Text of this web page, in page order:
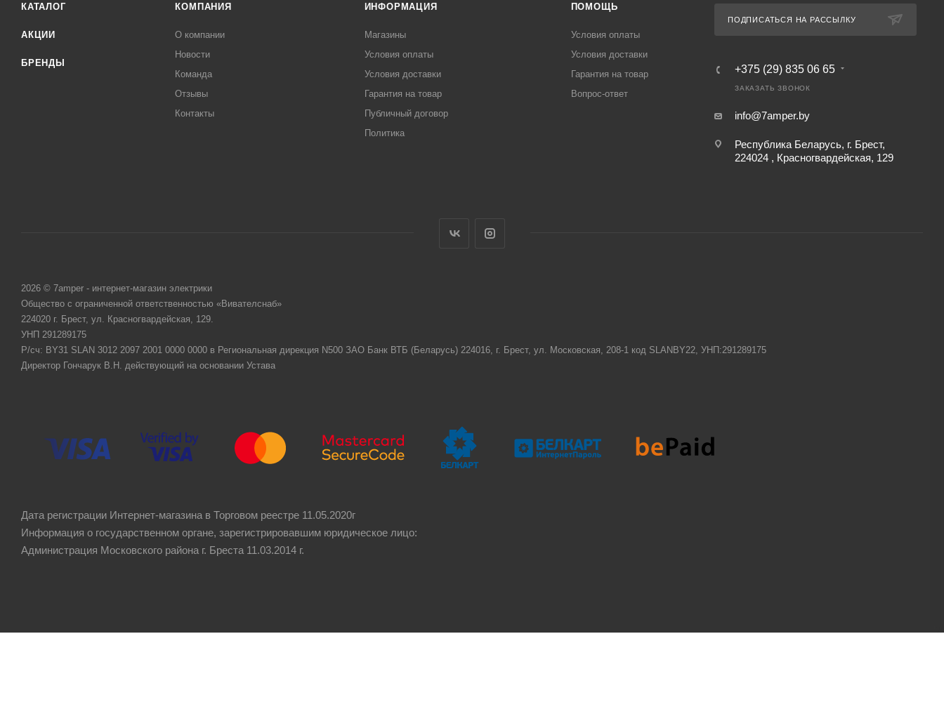
КАТАЛОГ
АКЦИИ
БРЕНДЫ
КОМПАНИЯ
О компании
Новости
Команда
Отзывы
Контакты
ИНФОРМАЦИЯ
Магазины
Условия оплаты
Условия доставки
Гарантия на товар
Публичный договор
Политика
ПОМОЩЬ
Условия оплаты
Условия доставки
Гарантия на товар
Вопрос-ответ
ПОДПИСАТЬСЯ НА РАССЫЛКУ
+375 (29) 835 06 65
ЗАКАЗАТЬ ЗВОНОК
info@7amper.by
Республика Беларусь, г. Брест,
224024 , Красногвардейская, 129
2026 © 7amper - интернет-магазин электрики
Общество с ограниченной ответственностью «Вивателснаб»
224020 г. Брест, ул. Красногвардейская, 129.
УНП 291289175
Р/сч: BY31 SLAN 3012 2097 2001 0000 0000 в Региональная дирекция N500 ЗАО Банк ВТБ (Беларусь) 224016, г. Брест, ул. Московская, 208-1 код SLANBY22, УНП:291289175
Директор Гончарук В.Н. действующий на основании Устава
Дата регистрации Интернет-магазина в Торговом реестре 11.05.2020г
Информация о государственном органе, зарегистрировавшим юридическое лицо:
Администрация Московского района г. Бреста 11.03.2014 г.